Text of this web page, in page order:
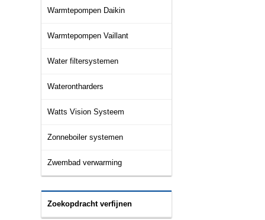
Warmtepompen Daikin
Warmtepompen Vaillant
Water filtersystemen
Waterontharders
Watts Vision Systeem
Zonneboiler systemen
Zwembad verwarming
Zoekopdracht verfijnen